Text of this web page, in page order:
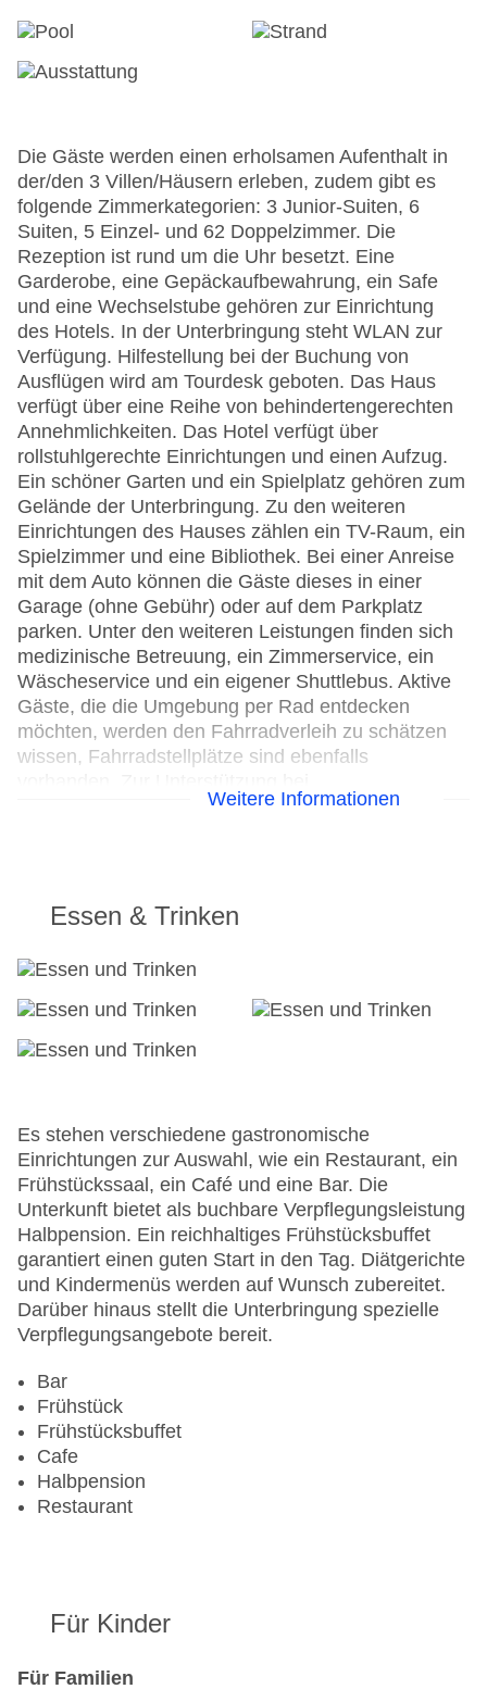
Die Gäste werden einen erholsamen Aufenthalt in
der/den 3 Villen/Häusern erleben, zudem gibt es
folgende Zimmerkategorien: 3 Junior-Suiten, 6
Suiten, 5 Einzel- und 62 Doppelzimmer. Die
Rezeption ist rund um die Uhr besetzt. Eine
Garderobe, eine Gepäckaufbewahrung, ein Safe
und eine Wechselstube gehören zur Einrichtung
des Hotels. In der Unterbringung steht WLAN zur
Verfügung. Hilfestellung bei der Buchung von
Ausflügen wird am Tourdesk geboten. Das Haus
verfügt über eine Reihe von behindertengerechten
Annehmlichkeiten. Das Hotel verfügt über
rollstuhlgerechte Einrichtungen und einen Aufzug.
Ein schöner Garten und ein Spielplatz gehören zum
Gelände der Unterbringung. Zu den weiteren
Einrichtungen des Hauses zählen ein TV-Raum, ein
Spielzimmer und eine Bibliothek. Bei einer Anreise
mit dem Auto können die Gäste dieses in einer
Garage (ohne Gebühr) oder auf dem Parkplatz
parken. Unter den weiteren Leistungen finden sich
medizinische Betreuung, ein Zimmerservice, ein
Wäscheservice und ein eigener Shuttlebus. Aktive
Gäste, die die Umgebung per Rad entdecken
möchten, werden den Fahrradverleih zu schätzen
wissen, Fahrradstellplätze sind ebenfalls
Geschäftstätigkeiten ist ein Faxgerät verfügbar.
Check-in von: 14:00:00
Check-out bis: 12:00:00
Garage
Garten: ohne Gebühr
Hotelsafe
Lift
Anzahl der Konferenzräume: 1
Anzahl der Aufzüge: 1
Haustiere auf Anfrage: ohne Gebühr
Zimmerservice
Gesamtanzahl der Stockwerke: 3
Gesamtanzahl der Zimmer: 63
Pools:Outdoor Pool: ohne Gebühr,
Sonnenschirme am Pool: ohne Gebühr, Liegen
Zahlungsarten: American Express, Diners Club,
EC Maestro, Mastercard, Visa
Landeskategorie: 4 Sterne
Weitere Informationen
Essen & Trinken
Es stehen verschiedene gastronomische
Einrichtungen zur Auswahl, wie ein Restaurant, ein
Frühstückssaal, ein Café und eine Bar. Die
Unterkunft bietet als buchbare Verpflegungsleistung
Halbpension. Ein reichhaltiges Frühstücksbuffet
garantiert einen guten Start in den Tag. Diätgerichte
und Kindermenüs werden auf Wunsch zubereitet.
Darüber hinaus stellt die Unterbringung spezielle
Verpflegungsangebote bereit.
Bar
Frühstück
Frühstücksbuffet
Cafe
Halbpension
Restaurant
Für Kinder
Für Familien